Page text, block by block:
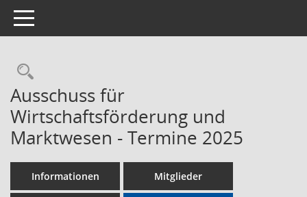
Toggle navigation
Rechercheauswahl
Ausschuss für
Wirtschaftsförderung und
Marktwesen - Termine 2025
Informationen Mitglieder